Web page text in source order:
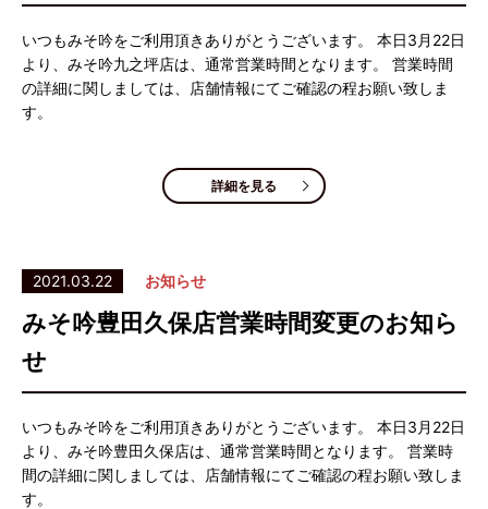
いつもみそ吟をご利用頂きありがとうございます。 本日3月22日
より、みそ吟九之坪店は、通常営業時間となります。 営業時間
の詳細に関しましては、店舗情報にてご確認の程お願い致しま
す。
詳細を見る
2021.03.22 お知らせ
みそ吟豊田久保店営業時間変更のお知ら
せ
いつもみそ吟をご利用頂きありがとうございます。 本日3月22日
より、みそ吟豊田久保店は、通常営業時間となります。 営業時
間の詳細に関しましては、店舗情報にてご確認の程お願い致しま
す。